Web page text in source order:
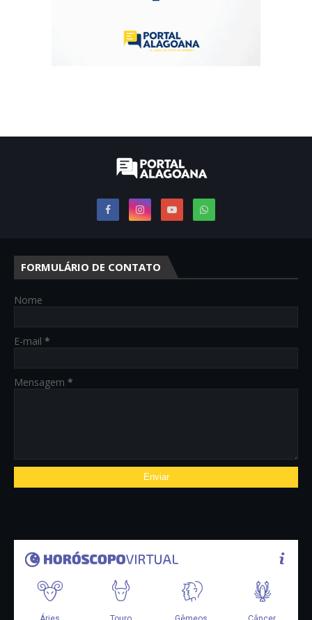
FORMULÁRIO DE CONTATO
Nome
E-mail *
Mensagem *